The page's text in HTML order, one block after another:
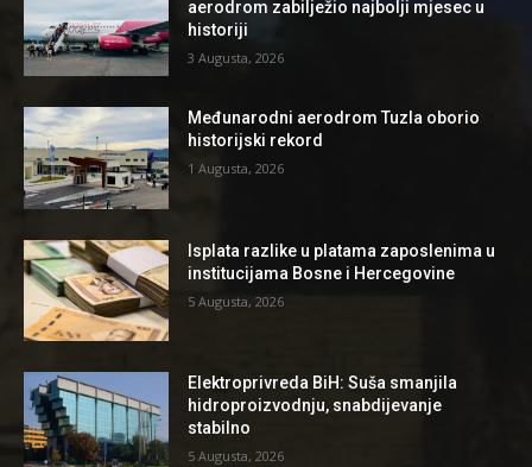
aerodrom zabilježio najbolji mjesec u
historiji
3 Augusta, 2026
Međunarodni aerodrom Tuzla oborio
historijski rekord
1 Augusta, 2026
Isplata razlike u platama zaposlenima u
institucijama Bosne i Hercegovine
5 Augusta, 2026
Elektroprivreda BiH: Suša smanjila
hidroproizvodnju, snabdijevanje
stabilno
5 Augusta, 2026